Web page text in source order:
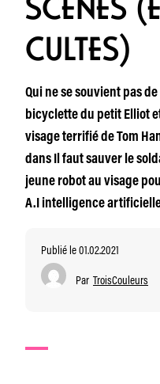
SCÈNES
CULTES)
Qui ne se souvient pas
bicyclette du petit Elliot
visage terrifié de Tom
dans Il faut sauver le
jeune robot au visage
A.I intelligence
Publié le 01.02.2021
Par TroisCouleurs